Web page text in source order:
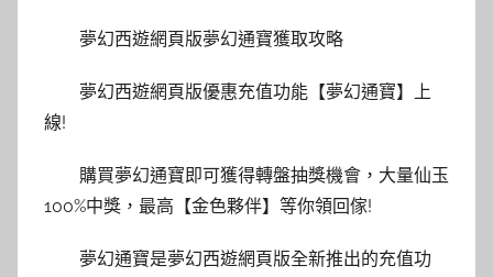
夢幻西遊網頁版夢幻通寶獲取攻略
夢幻西遊網頁版優惠充值功能【夢幻通寶】上
線!
購買夢幻通寶即可獲得轉盤抽獎機會，大量仙玉
100%中獎，最高【金色夥伴】等你領回傢!
夢幻通寶是夢幻西遊網頁版全新推出的充值功